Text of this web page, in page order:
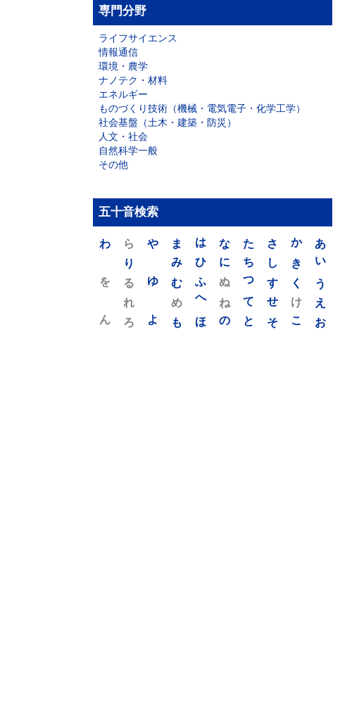
専門分野
ライフサイエンス
情報通信
環境・農学
ナノテク・材料
エネルギー
ものづくり技術（機械・電気電子・化学工学）
社会基盤（土木・建築・防災）
人文・社会
自然科学一般
その他
五十音検索
あ
い
う
え
お
か
き
く
け
こ
さ
し
す
せ
そ
た
ち
つ
て
と
な
に
ぬ
ね
の
は
ひ
ふ
へ
ほ
ま
み
む
め
も
や
ゆ
よ
ら
り
る
れ
ろ
わ
を
ん